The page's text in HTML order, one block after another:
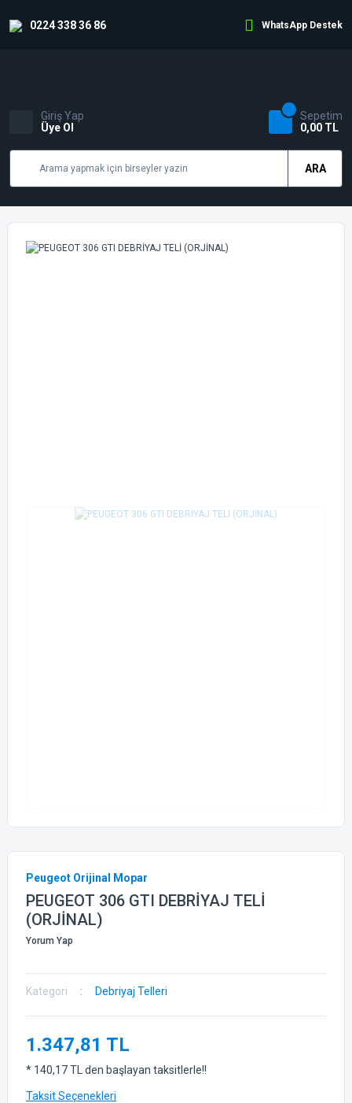
0224 338 36 86 WhatsApp Destek
ARA
Giriş Yap
Üye Ol
Sepetim
0,00 TL
Peugeot Orijinal Mopar
PEUGEOT 306 GTI DEBRİYAJ TELİ
(ORJİNAL)
Yorum Yap
Kategori Debriyaj Telleri
1.347,81 TL
* 140,17 TL den başlayan taksitlerle!!
Taksit Seçenekleri